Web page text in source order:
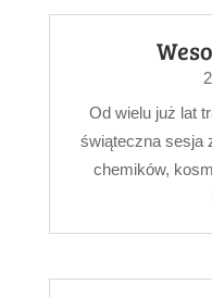
Od wielu już lat
świąteczna sesja
chemików,